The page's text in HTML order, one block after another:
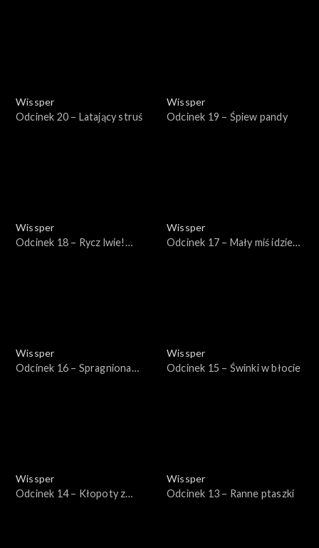
Wissper
Odcinek 20 – Latający struś
Wissper
Odcinek 19 – Śpiew pandy
Wissper
Odcinek 18 – Rycz lwie!
Wissper
Odcinek 17 – Mały miś idzie
Wissper
Odcinek 16 – Spragniona
Wissper
Odcinek 15 – Świnki w błocie
Wissper
Odcinek 14 – Kłopoty z
Wissper
Odcinek 13 – Ranne ptaszki